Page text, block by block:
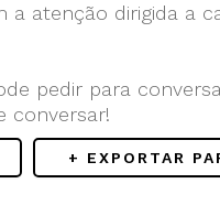
atenção dirigida a
pedir para
conversar!
+ EXPORTAR